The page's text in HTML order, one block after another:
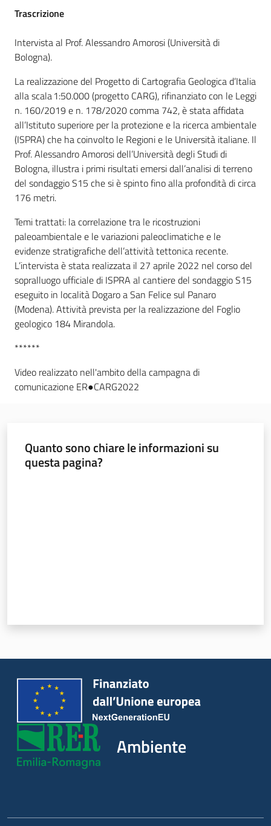
Argomenti
Novità
Servizi
Leggi Atti Bandi
Piani Programmi
Progetti
Trascrizione
Intervista al Prof. Alessandro Amorosi (Università di
Bologna).
La realizzazione del Progetto di Cartografia Geologica d’Italia
alla scala1:50.000 (progetto CARG), rifinanziato con le Leggi
n. 160/2019 e n. 178/2020 comma 742, è stata affidata
all’Istituto superiore per la protezione e la ricerca ambientale
(ISPRA) che ha coinvolto le Regioni e le Università italiane. Il
Prof. Alessandro Amorosi dell’Università degli Studi di
Bologna, illustra i primi risultati emersi dall’analisi di terreno
del sondaggio S15 che si è spinto fino alla profondità di circa
176 metri.
Temi trattati: la correlazione tra le ricostruzioni
paleoambientale e le variazioni paleoclimatiche e le
evidenze stratigrafiche dell’attività tettonica recente.
L’intervista è stata realizzata il 27 aprile 2022 nel corso del
sopralluogo ufficiale di ISPRA al cantiere del sondaggio S15
eseguito in località Dogaro a San Felice sul Panaro
(Modena). Attività prevista per la realizzazione del Foglio
geologico 184 Mirandola.
******
Video realizzato nell'ambito della campagna di
comunicazione ER●CARG2022
Quanto sono chiare le informazioni su
questa pagina?
Ambiente